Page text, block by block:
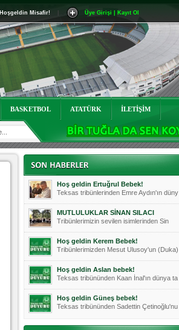
Hoşgeldin Misafir! Üye Girişi | Kayıt Ol
BASKETBOL ATATÜRK İLETİŞİM
Mutluluklar Ceyhun Tetik
Teksas tribünlerinin sevilen isimlerinde
Bursasporumuzun önü açılsın is
Teksaslı Bursasporlular Derneği Başkanı
Hoş geldin Alaz Bebek!
Teksas.org sistem yöneticisi, ekibimizin
Hoş geldin Göktuğ Bebek!
Teksas.org ekibimizden ve tribünlerimizi
Hoş geldin Kadir Kağan Bebek!
Teksas tribünlerinden Basri İleri'nin dü
Hoş geldin Ertuğrul Bebek!
Teksas tribünlerinden Emre Aydın'ın düny
MUTLULUKLAR SİNAN SILACI
Tribünlerimizin sevilen isimlerinden Sin
Hoş geldin Kerem Bebek!
Tribünlerimizden Mesut Ulusoy'un (Duka)
Hoş geldin Aslan bebek!
Teksas tribününden Kaan İnal'ın dünya ta
Hoş geldin Güneş bebek!
Teksas tribününden Sadettin Çetinoğlu'nu
Mutluluklar Ceyhun Tetik